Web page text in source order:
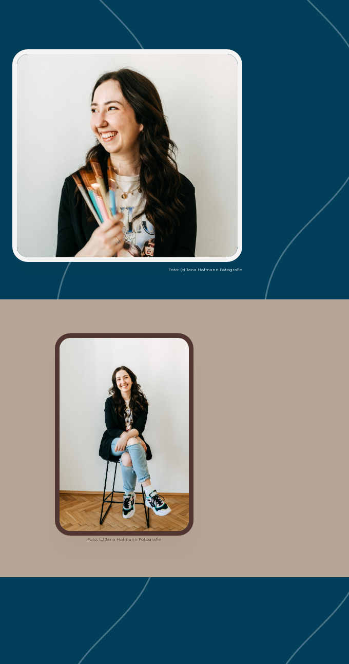
Foto: (c) Jana Hofmann Fotografie
Foto: (c) Jana Hofmann Fotografie